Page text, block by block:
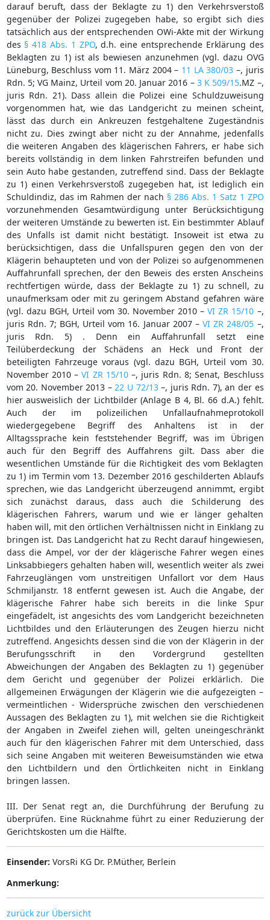
darauf beruft, dass der Beklagte zu 1) den Verkehrsverstoß
gegenüber der Polizei zugegeben habe, so ergibt sich dies
tatsächlich aus der entsprechenden OWi-Akte mit der Wirkung
des § 418 Abs. 1 ZPO, d.h. eine entsprechende Erklärung des
Beklagten zu 1) ist als bewiesen anzunehmen (vgl. dazu OVG
Lüneburg, Beschluss vom 11. März 2004 – 11 LA 380/03 –, juris
Rdn. 5; VG Mainz, Urteil vom 20. Januar 2016 – 3 K 509/15.MZ –,
juris Rdn. 21). Dass allein die Polizei eine Schuldzuweisung
vorgenommen hat, wie das Landgericht zu meinen scheint,
lässt das durch ein Ankreuzen festgehaltene Zugeständnis
nicht zu. Dies zwingt aber nicht zu der Annahme, jedenfalls
die weiteren Angaben des klägerischen Fahrers, er habe sich
bereits vollständig in dem linken Fahrstreifen befunden und
sein Auto habe gestanden, zutreffend sind. Dass der Beklagte
zu 1) einen Verkehrsverstoß zugegeben hat, ist lediglich ein
Schuldindiz, das im Rahmen der nach § 286 Abs. 1 Satz 1 ZPO
vorzunehmenden Gesamtwürdigung unter Berücksichtigung
der weiteren Umstände zu bewerten ist. Ein bestimmter Ablauf
des Unfalls ist damit nicht bestätigt. Insoweit ist etwa zu
berücksichtigen, dass die Unfallspuren gegen den von der
Klägerin behaupteten und von der Polizei so aufgenommenen
Auffahrunfall sprechen, der den Beweis des ersten Anscheins
rechtfertigen würde, dass der Beklagte zu 1) zu schnell, zu
unaufmerksam oder mit zu geringem Abstand gefahren wäre
(vgl. dazu BGH, Urteil vom 30. November 2010 –VI ZR 15/10 –,
juris Rdn. 7; BGH, Urteil vom 16. Januar 2007 –VI ZR 248/05 –,
juris Rdn. 5) . Denn ein Auffahrunfall setzt eine
Teilüberdeckung der Schädens an Heck und Front der
beteiligten Fahrzeuge voraus (vgl. dazu BGH, Urteil vom 30.
November 2010 –VI ZR 15/10–, juris Rdn. 8; Senat, Beschluss
vom 20. November 2013 – 22 U 72/13–, juris Rdn. 7), an der es
hier ausweislich der Lichtbilder (Anlage B 4, Bl. 66 d.A.) fehlt.
Auch der im polizeilichen Unfallaufnahmeprotokoll
wiedergegebene Begriff des Anhaltens ist in der
Alltagssprache kein feststehender Begriff, was im Übrigen
auch für den Begriff des Auffahrens gilt. Dass aber die
wesentlichen Umstände für die Richtigkeit des vom Beklagten
zu 1) im Termin vom 13. Dezember 2016 geschilderten Ablaufs
sprechen, wie das Landgericht überzeugend annimmt, ergibt
sich zunächst daraus, dass auch die Schilderung des
klägerischen Fahrers, warum und wie er länger gehalten
haben will, mit den örtlichen Verhältnissen nicht in Einklang zu
bringen ist. Das Landgericht hat zu Recht darauf hingewiesen,
dass die Ampel, vor der der klägerische Fahrer wegen eines
Linksabbiegers gehalten haben will, wesentlich weiter als zwei
Fahrzeuglängen vom unstreitigen Unfallort vor dem Haus
Schmiljanstr. 18 entfernt gewesen ist. Auch die Angabe, der
klägerische Fahrer habe sich bereits in die linke Spur
eingefädelt, ist angesichts des vom Landgericht bezeichneten
Lichtbildes und den Erläuterungen des Zeugen hierzu nicht
zutreffend. Angesichts dessen sind die von der Klägerin in der
Berufungsschrift in den Vordergrund gestellten
Abweichungen der Angaben des Beklagten zu 1) gegenüber
dem Gericht und gegenüber der Polizei erklärlich. Die
allgemeinen Erwägungen der Klägerin wie die aufgezeigten –
vermeintlichen - Widersprüche zwischen den verschiedenen
Aussagen des Beklagten zu 1), mit welchen sie die Richtigkeit
der Angaben in Zweifel ziehen will, gelten uneingeschränkt
auch für den klägerischen Fahrer mit dem Unterschied, dass
sich seine Angaben mit weiteren Beweisumständen wie etwa
den Lichtbildern und den Örtlichkeiten nicht in Einklang
bringen lassen.
III. Der Senat regt an, die Durchführung der Berufung zu
überprüfen. Eine Rücknahme führt zu einer Reduzierung der
Gerichtskosten um die Hälfte.
Einsender: VorsRi KG Dr. P.Müther, Berlein
Anmerkung:
zurück zur Übersicht